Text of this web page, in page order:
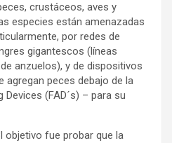
crustáceos, aves y
especies están amenazadas
por redes de
gigantescos (líneas
anzuelos), y de dispositivos
agregan peces debajo de la
(FAD´s) – para su
objetivo fue probar que la